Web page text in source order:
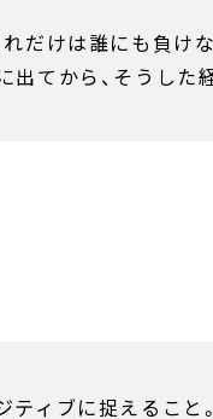
だけは誰にも負け
出てから、そうした
ティブに捉えること。